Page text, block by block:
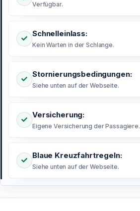
Verfügbar.
Schnelleinlass:
Kein Warten in der Schlange.
Stornierungsbedingungen:
Siehe unten auf der Webseite.
Versicherung:
Eigene Versicherung der Passagiere.
Blaue Kreuzfahrtregeln:
Siehe unten auf der Webseite.